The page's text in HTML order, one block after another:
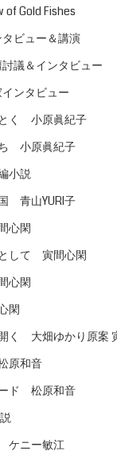
of Gold Fishes
ビュー＆講演
議＆インタビュー
ンタビュー
く 小原眞紀子
小原眞紀子
小説
青山YURI子
心閑
して 寅間心閑
心閑
閑
く 大畑ゆかり原案
原和音
ド 松原和音
ケニー敏江